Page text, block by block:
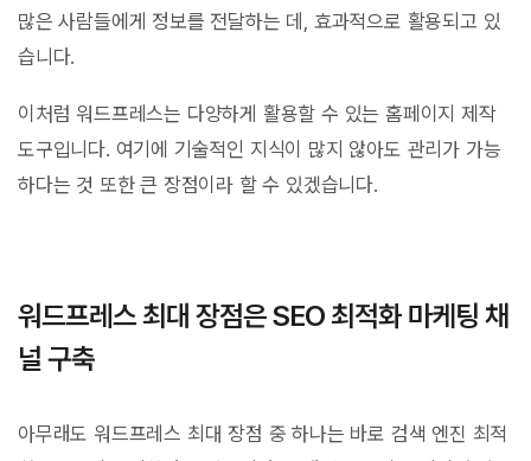
많은 사람들에게 정보를 전달하는 데, 효과적으로 활용되고 있
습니다.
이처럼 워드프레스는 다양하게 활용할 수 있는 홈페이지 제작
도구입니다. 여기에 기술적인 지식이 많지 않아도 관리가 가능
하다는 것 또한 큰 장점이라 할 수 있겠습니다.
워드프레스 최대 장점은 SEO 최적화 마케팅 채
널 구축
아무래도 워드프레스 최대 장점 중 하나는 바로 검색 엔진 최적